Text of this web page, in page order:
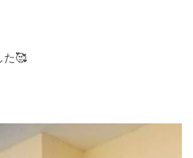
た🥰